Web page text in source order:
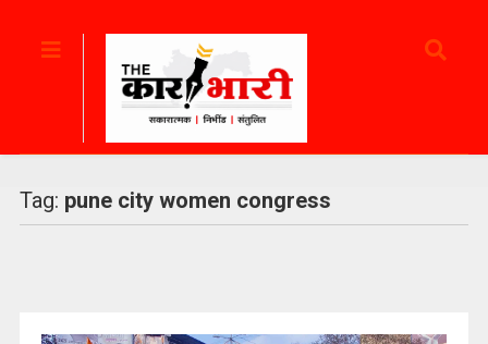
Tag: pune city women congress